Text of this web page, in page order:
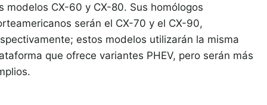
modelos CX-60 y CX-80. Sus homólogos
serán el CX-70 y el CX-90,
estos modelos utilizarán la misma
que ofrece variantes PHEV, pero serán más